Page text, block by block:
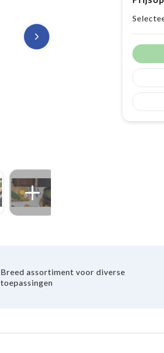
Breed assortiment voor diverse
toepassingen